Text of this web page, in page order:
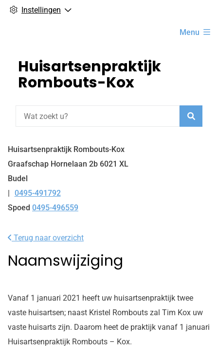
Instellingen
Menu
Huisartsenpraktijk
Rombouts-Kox
Huisartsenpraktijk Rombouts-Kox
Graafschap Hornelaan 2b 6021 XL
Budel
Tel:
0495-491792
Spoed 0495-496559
Terug naar overzicht
Naamswijziging
Vanaf 1 januari 2021 heeft uw huisartsenpraktijk twee
vaste huisartsen; naast Kristel Rombouts zal Tim Kox uw
vaste huisarts zijn. Daarom heet de praktijk vanaf 1 januari
Huisartsenpraktijk Rombouts – Kox.